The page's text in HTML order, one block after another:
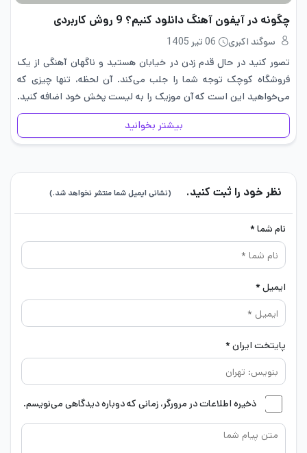
چگونه در آیفون آهنگ دانلود کنیم؟ 9 روش کاربردی
سوگند اکبری
06 تیر 1405
تصور کنید در حال قدم زدن در خیابان هستید و ناگهان آهنگی از یک
فروشگاه کوچک توجه شما را جلب می‌کند. آن لحظه، تنها چیزی که
می‌خواهید این است که آن موزیک را به لیست پخش خود اضافه کنید.
اما…
بیشتر بخوانید
نظر خود را ثبت کنید. (نشانی ایمیل شما منتشر نخواهد شد.)
نام شما *
ایمیل *
پایتخت ایران *
ذخیره اطلاعات در مرورگر، زمانی که دوباره دیدگاهی می‌نویسم.